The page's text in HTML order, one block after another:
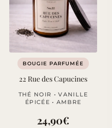
BOUGIE PARFUMÉE
22 Rue des Capucines
THÉ NOIR • VANILLE
ÉPICÉE • AMBRE
24,90€